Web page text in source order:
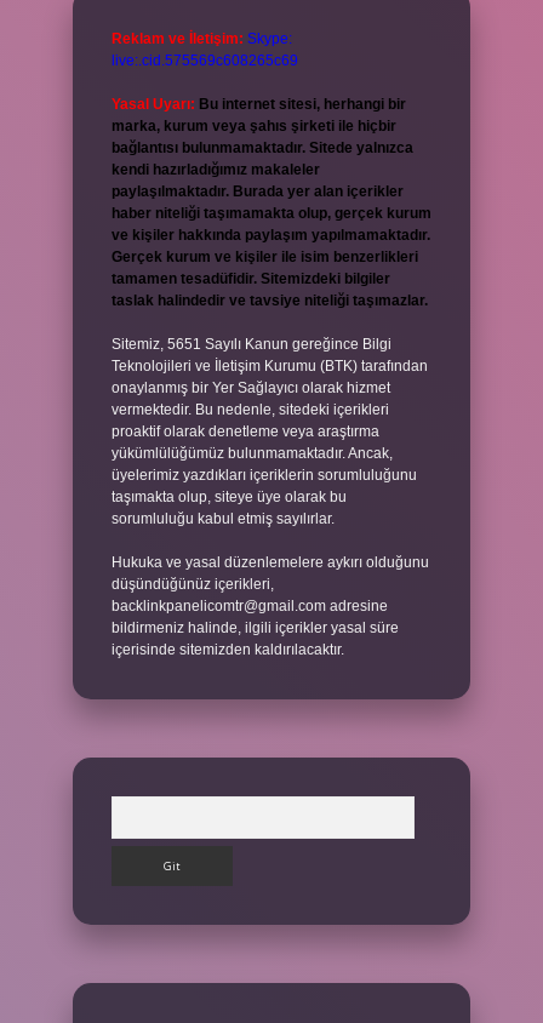
Reklam ve İletişim: Skype:
live:.cid.575569c608265c69
Yasal Uyarı: Bu internet sitesi, herhangi bir
marka, kurum veya şahıs şirketi ile hiçbir
bağlantısı bulunmamaktadır. Sitede yalnızca
kendi hazırladığımız makaleler
paylaşılmaktadır. Burada yer alan içerikler
haber niteliği taşımamakta olup, gerçek kurum
ve kişiler hakkında paylaşım yapılmamaktadır.
Gerçek kurum ve kişiler ile isim benzerlikleri
tamamen tesadüfidir. Sitemizdeki bilgiler
taslak halindedir ve tavsiye niteliği taşımazlar.
Sitemiz, 5651 Sayılı Kanun gereğince Bilgi
Teknolojileri ve İletişim Kurumu (BTK) tarafından
onaylanmış bir Yer Sağlayıcı olarak hizmet
vermektedir. Bu nedenle, sitedeki içerikleri
proaktif olarak denetleme veya araştırma
yükümlülüğümüz bulunmamaktadır. Ancak,
üyelerimiz yazdıkları içeriklerin sorumluluğunu
taşımakta olup, siteye üye olarak bu
sorumluluğu kabul etmiş sayılırlar.
Hukuka ve yasal düzenlemelere aykırı olduğunu
düşündüğünüz içerikleri,
backlinkpanelicomtr@gmail.com adresine
bildirmeniz halinde, ilgili içerikler yasal süre
içerisinde sitemizden kaldırılacaktır.